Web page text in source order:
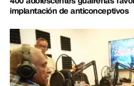
implantación de anticonceptivos